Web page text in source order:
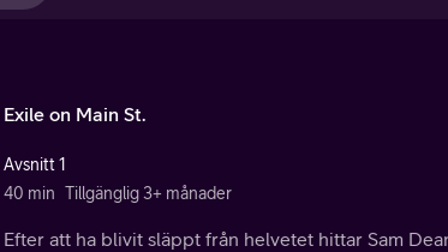
Exile on Main St.
Avsnitt 1
40 min Tillgänglig 3+ månader
Efter att ha blivit släppt från helvetet hittar Sam